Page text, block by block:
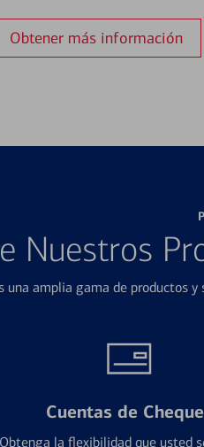
Obtener más información
Nuestros
una amplia gama de productos y
Cuentas de
Obtenga la flexibilidad que usted